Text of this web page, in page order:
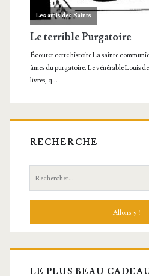
RECHERCHE
Recherche:
LE PLUS BEAU